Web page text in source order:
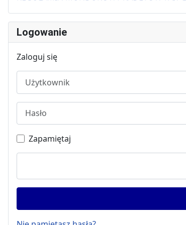
Logowanie
Zaloguj się
Hasło
Zapamiętaj